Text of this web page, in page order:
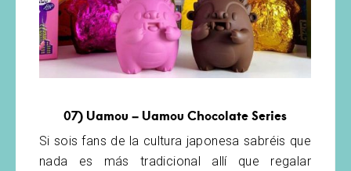
07) Uamou – Uamou Chocolate Series
Si sois fans de la cultura japonesa sabréis que
nada es más tradicional allí que regalar